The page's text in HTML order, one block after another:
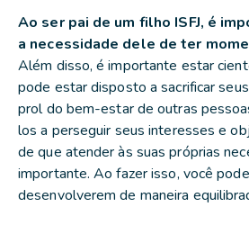
Ao ser pai de um filho ISFJ, é
a necessidade dele de ter
Além disso, é importante estar
pode estar disposto a sacrificar
prol do bem-estar de outras
los a perseguir seus interesses e
de que atender às suas próprias
importante. Ao fazer isso, você
desenvolverem de maneira